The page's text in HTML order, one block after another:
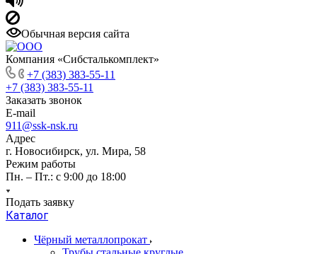
Обычная версия сайта
Компания «Сибсталькомплект»
+7 (383) 383-55-11
+7 (383) 383-55-11
Заказать звонок
E-mail
911@ssk-nsk.ru
Адрес
г. Новосибирск, ул. Мира, 58
Режим работы
Пн. – Пт.: с 9:00 до 18:00
Подать заявку
Каталог
Чёрный металлопрокат